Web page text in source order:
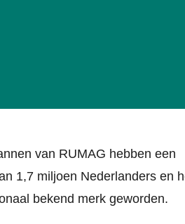
van RUMAG hebben een
1,7 miljoen Nederlanders en
bekend merk geworden.